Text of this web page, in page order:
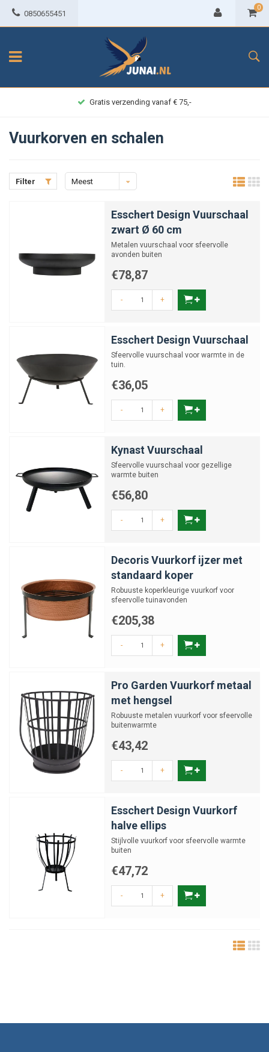
0850655451
0
Gratis verzending vanaf € 75,-
Vuurkorven en schalen
Filter
Meest
Esschert Design Vuurschaal
zwart Ø 60 cm
Metalen vuurschaal voor sfeervolle
avonden buiten
€78,87
- +
Esschert Design Vuurschaal
Sfeervolle vuurschaal voor warmte in de
tuin.
€36,05
- +
Kynast Vuurschaal
Sfeervolle vuurschaal voor gezellige
warmte buiten
€56,80
- +
Decoris Vuurkorf ijzer met
standaard koper
Robuuste koperkleurige vuurkorf voor
sfeervolle tuinavonden
€205,38
- +
Pro Garden Vuurkorf metaal
met hengsel
Robuuste metalen vuurkorf voor sfeervolle
buitenwarmte
€43,42
- +
Esschert Design Vuurkorf
halve ellips
Stijlvolle vuurkorf voor sfeervolle warmte
buiten
€47,72
- +